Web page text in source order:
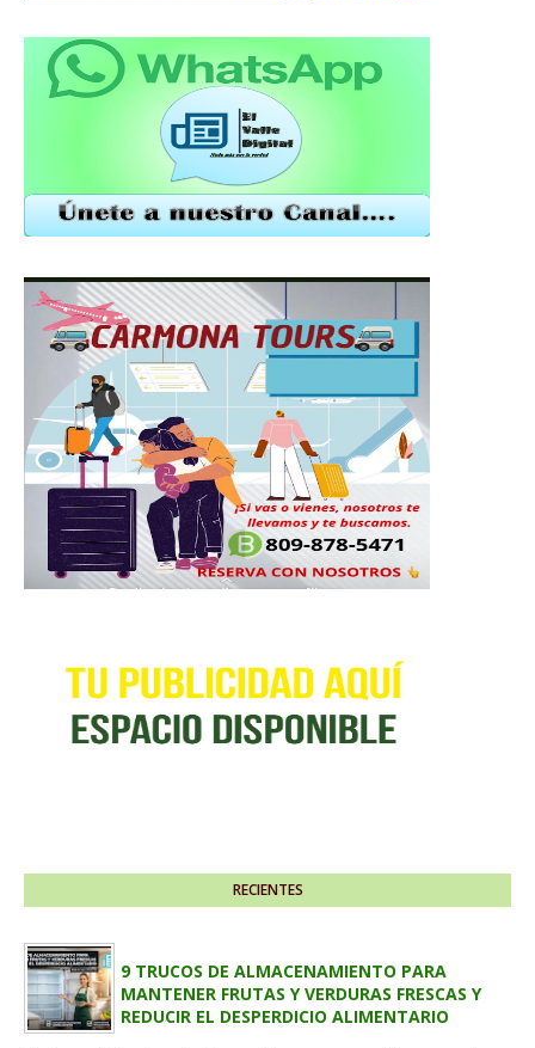
RECIENTES
9 TRUCOS DE ALMACENAMIENTO PARA
MANTENER FRUTAS Y VERDURAS FRESCAS Y
REDUCIR EL DESPERDICIO ALIMENTARIO